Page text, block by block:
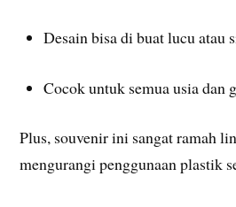
Desain bisa di buat lucu atau
Cocok untuk semua usia dan
Plus, souvenir ini sangat ramah
mengurangi penggunaan plastik